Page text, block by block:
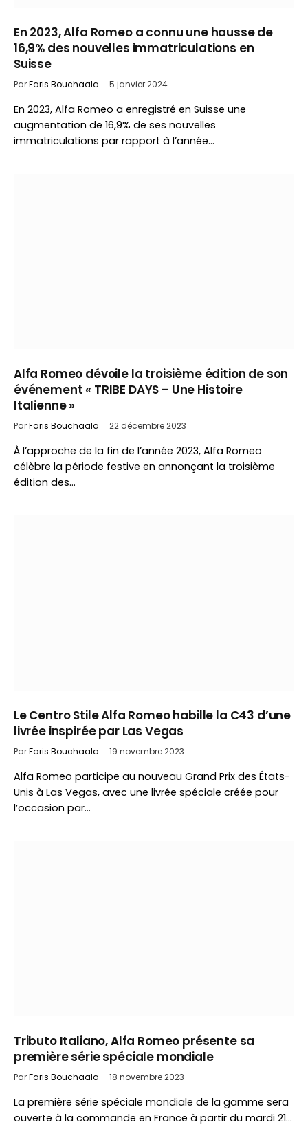
En 2023, Alfa Romeo a connu une hausse de
16,9% des nouvelles immatriculations en
Suisse
ParFaris Bouchaala 5 janvier 2024
En 2023, Alfa Romeo a enregistré en Suisse une
augmentation de 16,9% de ses nouvelles
immatriculations par rapport à l’année…
Alfa Romeo dévoile la troisième édition de son
événement « TRIBE DAYS – Une Histoire
Italienne »
ParFaris Bouchaala 22 décembre 2023
À l’approche de la fin de l’année 2023, Alfa Romeo
célèbre la période festive en annonçant la troisième
édition des…
Le Centro Stile Alfa Romeo habille la C43 d’une
livrée inspirée par Las Vegas
ParFaris Bouchaala 19 novembre 2023
Alfa Romeo participe au nouveau Grand Prix des États-
Unis à Las Vegas, avec une livrée spéciale créée pour
l’occasion par…
Tributo Italiano, Alfa Romeo présente sa
première série spéciale mondiale
ParFaris Bouchaala 18 novembre 2023
La première série spéciale mondiale de la gamme sera
ouverte à la commande en France à partir du mardi 21…